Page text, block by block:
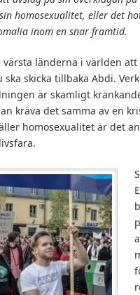
homosexualitet, eller det
inom en snar framtid.
värsta länderna i världen
skicka tillbaka Abdi.
är skamligt
kräva det samma av en
homosexualitet är det